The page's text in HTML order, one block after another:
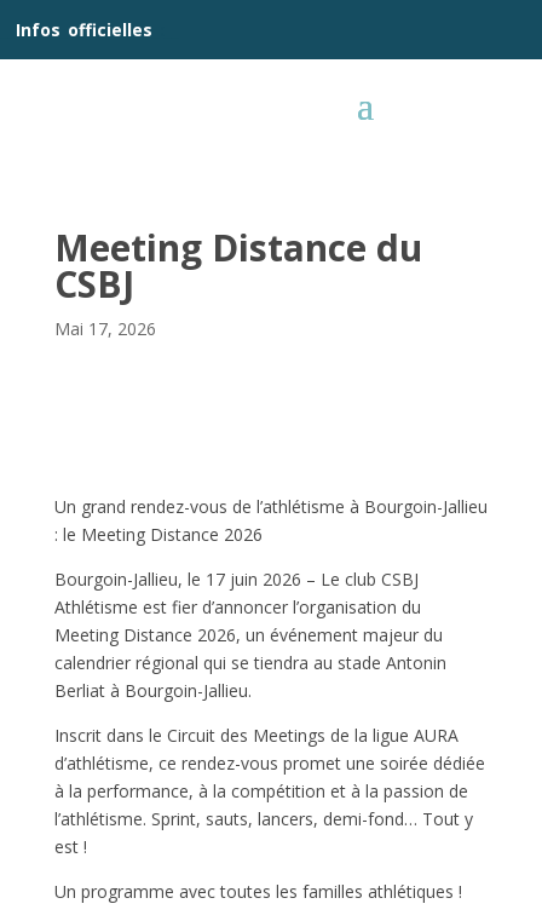
Infos officielles
Meeting Distance du
CSBJ
Mai 17, 2026
Un grand rendez-vous de l’athlétisme à Bourgoin-Jallieu
: le Meeting Distance 2026
Bourgoin-Jallieu, le 17 juin 2026 – Le club CSBJ
Athlétisme est fier d’annoncer l’organisation du
Meeting Distance 2026, un événement majeur du
calendrier régional qui se tiendra au stade Antonin
Berliat à Bourgoin-Jallieu.
Inscrit dans le Circuit des Meetings de la ligue AURA
d’athlétisme, ce rendez-vous promet une soirée dédiée
à la performance, à la compétition et à la passion de
l’athlétisme. Sprint, sauts, lancers, demi-fond… Tout y
est !
Un programme avec toutes les familles athlétiques !